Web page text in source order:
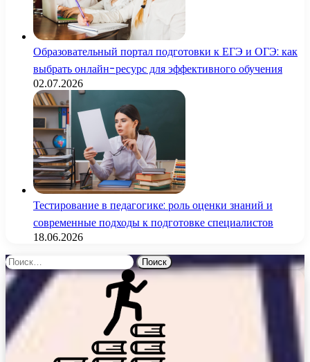
Образовательный портал подготовки к ЕГЭ и ОГЭ: как
выбрать онлайн-ресурс для эффективного обучения
02.07.2026
Тестирование в педагогике: роль оценки знаний и
современные подходы к подготовке специалистов
18.06.2026
Найти: